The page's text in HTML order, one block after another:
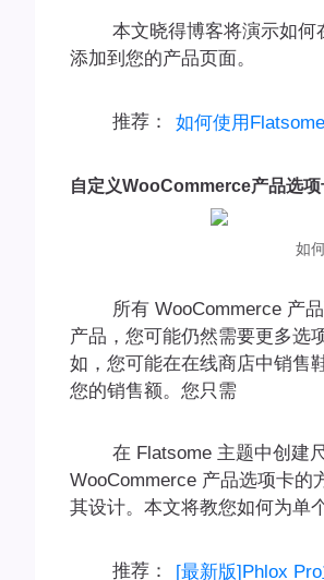
本文晓得博客将演示如何在
添加到您的产品页面。
推荐： 如何使用
自定义WooCommerce产品选项
如
所有 WooCommerce 产品
产品，您可能仍然需要更多选
如，您可能在在线商店中销售
您的销售额。您只需
在 Flatsome 主题中创建尺
WooCommerce 产品选项卡的
其设计。本文将教您如何为单
推荐： [最新版]Phlox